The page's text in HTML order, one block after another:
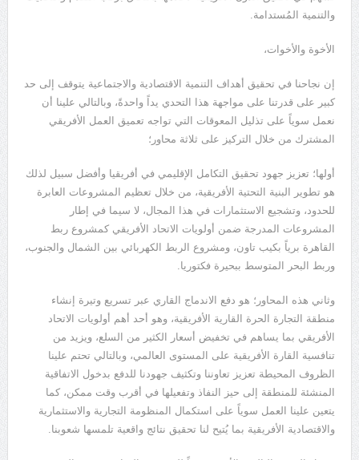
والتنمية المُستدامة.
الأخوة والأخوات،
إن نجاحنا في تحقيق أهداف التنمية الاقتصادية والاجتماعية يتوقف إلى حد
كبير على قدرتنا على مواجهة هذا التحدي يداً واحدةً، وبالتالي علينا أن
نعمل سوياً على تذليل المعوقات التي تواجه تعميق العمل الأفريقي
المشترك من خلال التركيز على ثلاثة محاور؛
أولها؛ تعزيز جهود تحقيق التكامل الإقليمي في أفريقيا وأفضل سبيل لذلك
هو تطوير البنية التحتية الأفريقية، من خلال تعظيم المشروعات العابرة
للحدود، وتشجيع الاستثمارات في هذا المجال، لا سيما في إطار
المشروعات المدرجة ضمن أولويات الاتحاد الأفريقي كمشروع ربط
القاهرة برياً بكيب تاون، ومشروع الربط الكهربائي بين الشمال والجنوب،
وربط البحر المتوسط ببحيرة فكتوريا.
وثاني هذه المحاور؛ هو دفع الاندماج القاري عبر تسريع وتيرة إنشاء
منطقة التجارة الحرة القارية الأفريقية، وهو أحد أهم أولويات الاتحاد
الأفريقي بما يساهم في تخفيض أسعار الكثير من السلع، ويزيد من
تنافسية القارة الأفريقية على المستوى العالمي، وبالتالي تحتم علينا
الظروف المحيطة تعزيز تعاوننا وتكثيف جهودنا للدفع بدخول الاتفاقية
المنشئة للمنطقة إلى حيز النفاذ وتفعيلها في أقرب وقت ممكن، كما
يتعين علينا العمل سوياً على استكمال المنظومة التجارية والاستثمارية
والاقتصادية الأفريقية بما يُتيح لنا تحقيق نتائج واقعية تلمسها شعوبنا.